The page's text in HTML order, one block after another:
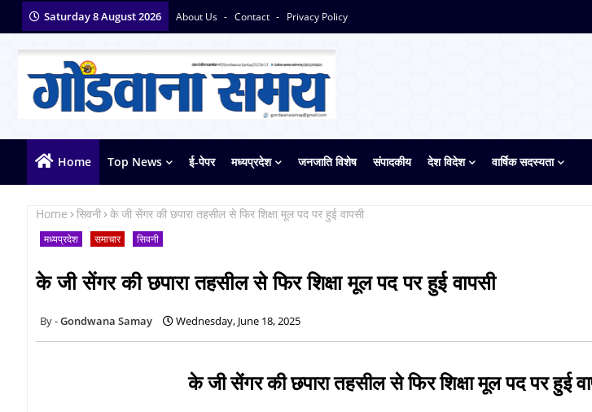
Saturday 8 August 2026 About Us Contact Privacy Policy
Home Top News ई-पेपर मध्यप्रदेश जनजाति विशेष संपादकीय देश विदेश वार्षिक सदस्यता
Home सिवनी के जी सेंगर की छपारा तहसील से फिर शिक्षा मूल पद पर हुई वापसी
मध्यप्रदेश समाचार सिवनी
के जी सेंगर की छपारा तहसील से फिर शिक्षा मूल पद पर हुई वापसी
Gondwana Samay Wednesday, June 18, 2025
के जी सेंगर की छपारा तहसील से फिर शिक्षा मूल पद पर हुई